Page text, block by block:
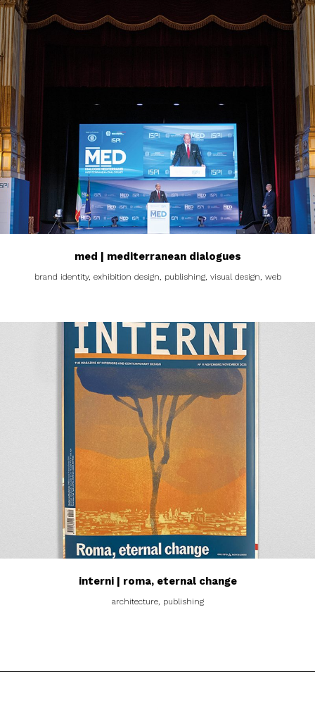
med | mediterranean dialogues
brand identity, exhibition design, publishing, visual design, web
interni | roma, eternal change
architecture, publishing